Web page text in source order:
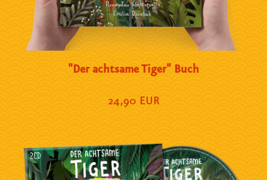
"Der achtsame Tiger" Buch
24,90 EUR